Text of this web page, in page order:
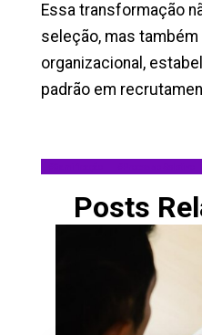
Essa transformação
seleção, mas
organizacional,
padrão em
Posts